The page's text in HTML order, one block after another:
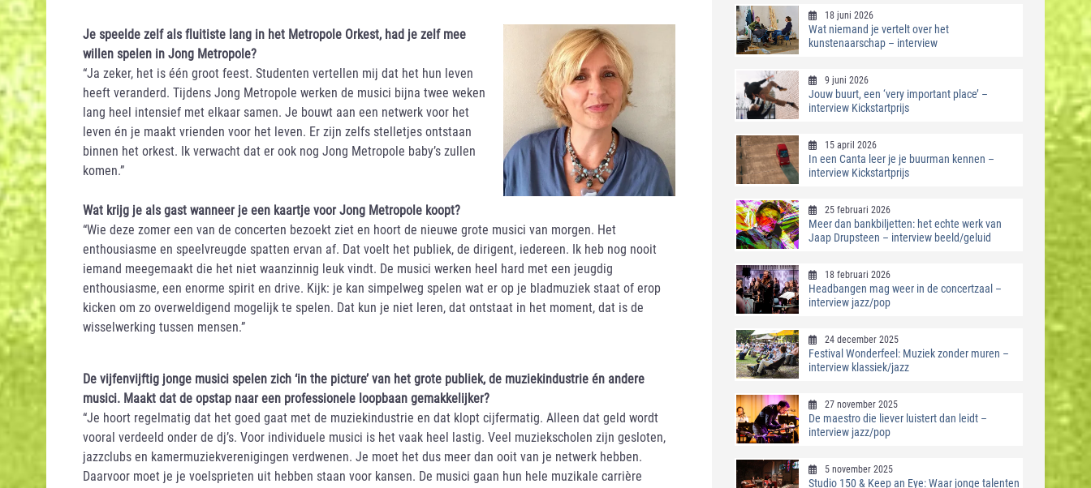
Je speelde zelf als fluitiste lang in het Metropole Orkest, had je zelf mee
willen spelen in Jong Metropole?
“Ja zeker, het is één groot feest. Studenten vertellen mij dat het hun leven
heeft veranderd. Tijdens Jong Metropole werken de musici bijna twee weken
lang heel intensief met elkaar samen. Je bouwt aan een netwerk voor het
leven én je maakt vrienden voor het leven. Er zijn zelfs stelletjes ontstaan
binnen het orkest. Ik verwacht dat er ook nog Jong Metropole baby’s zullen
komen.”
Wat krijg je als gast wanneer je een kaartje voor Jong Metropole koopt?
“Wie deze zomer een van de concerten bezoekt ziet en hoort de nieuwe grote musici van morgen. Het
enthousiasme en speelvreugde spatten ervan af. Dat voelt het publiek, de dirigent, iedereen. Ik heb nog nooit
iemand meegemaakt die het niet waanzinnig leuk vindt. De musici werken heel hard met een jeugdig
enthousiasme, een enorme spirit en drive. Kijk: je kan simpelweg spelen wat er op je bladmuziek staat of erop
kicken om zo overweldigend mogelijk te spelen. Dat kun je niet leren, dat ontstaat in het moment, dat is de
wisselwerking tussen mensen.”
De vijfenvijftig jonge musici spelen zich ‘in the picture’ van het grote publiek, de muziekindustrie én andere
musici. Maakt dat de opstap naar een professionele loopbaan gemakkelijker?
“Je hoort regelmatig dat het goed gaat met de muziekindustrie en dat klopt cijfermatig. Alleen dat geld wordt
vooral verdeeld onder de dj’s. Voor individuele musici is het vaak heel lastig. Veel muziekscholen zijn gesloten,
jazzclubs en kamermuziekverenigingen verdwenen. Je moet het dus meer dan ooit van je netwerk hebben.
Daarvoor moet je je voelsprieten uit hebben staan voor kansen. De musici gaan hun hele muzikale carrière
18 juni 2026
Wat niemand je vertelt over het
kunstenaarschap – interview
9 juni 2026
Jouw buurt, een ‘very important place’ –
interview Kickstartprijs
15 april 2026
In een Canta leer je je buurman kennen –
interview Kickstartprijs
25 februari 2026
Meer dan bankbiljetten: het echte werk van
Jaap Drupsteen – interview beeld/geluid
18 februari 2026
Headbangen mag weer in de concertzaal –
interview jazz/pop
24 december 2025
Festival Wonderfeel: Muziek zonder muren –
interview klassiek/jazz
27 november 2025
De maestro die liever luistert dan leidt –
interview jazz/pop
5 november 2025
Studio 150 & Keep an Eye: Waar jonge talenten